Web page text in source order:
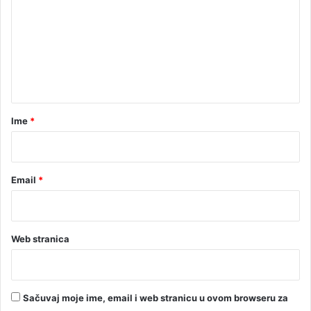
rIme *
Email *
Web stranica
Sačuvaj moje ime, email i web stranicu u ovom browseru za